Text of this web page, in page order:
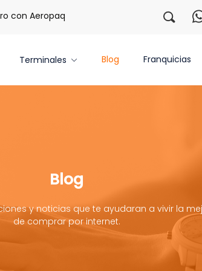
Aeropaq Prime ¡Regístrate con
Terminales Blog Franquicias
Blog
y noticias que te ayudaran a vivir la
de comprar por internet.